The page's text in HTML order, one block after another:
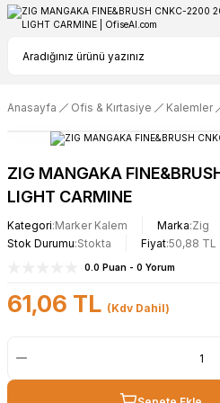
Anasayfa Ofis & Kırtasiye Kalemler
ZIG MANGAKA
LIGHT CARMINE
Kategori Marker Kalem Marka Zig
Stok Durumu Stokta Fiyat 50,88 TL
0.0 Puan - 0 Yorum
61,06 TL (Kdv Dahil)